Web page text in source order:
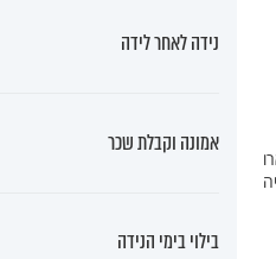
נידה לאחר לידה
אמונה וקבלת שכר
בילוי בימי הנידה